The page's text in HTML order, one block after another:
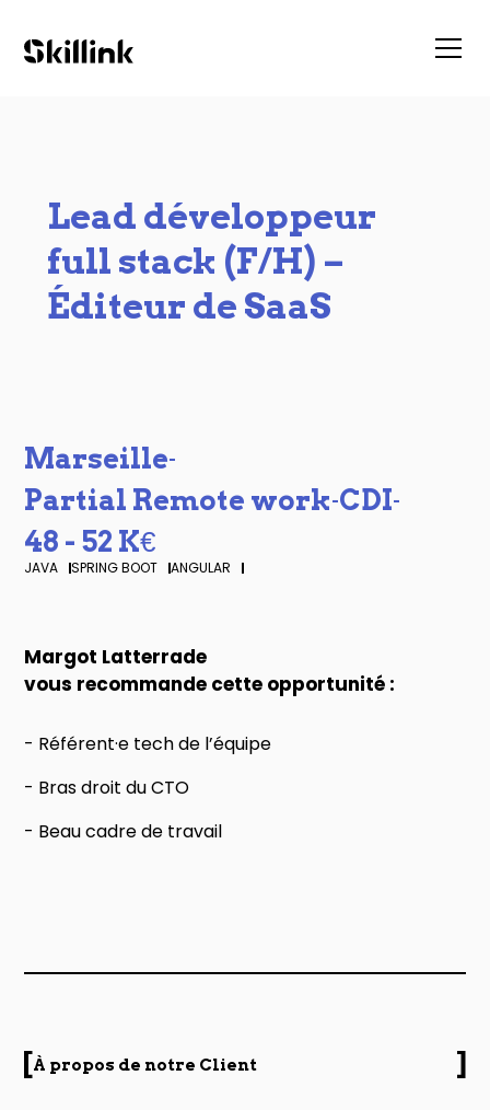
Lead développeur
full stack (F/H) –
Éditeur de SaaS
Marseille-
Partial Remote work-CDI-
48 - 52 K€
JAVA SPRING BOOT ANGULAR
Margot Latterrade
vous recommande cette opportunité :
- Référent·e tech de l’équipe
- Bras droit du CTO
- Beau cadre de travail
À propos de notre Client